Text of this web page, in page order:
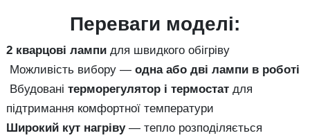
Переваги моделі:
2 кварцові лампи для швидкого обігріву
Можливість вибору — одна або дві лампи в роботі
Вбудовані терморегулятор і термостат для
підтримання комфортної температури
Широкий кут нагріву— тепло розподіляється